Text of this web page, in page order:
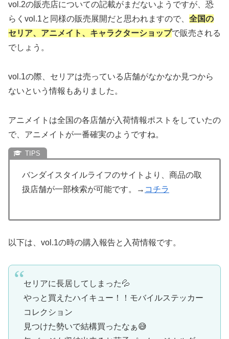
vol.2の販売店についての記載がまだないようですが、恐
らくvol.1と同様の販売展開だと思われますので、 全国の
セリア、アニメイト、キャラクターショップで販売される
でしょう。
vol.1の際、セリアは売っている店舗がなかなか見つから
ないという情報もありました。
アニメイトは全国の各店舗が入荷情報ポストをしていたの
で、アニメイトが一番確実のようですね。
バンダイスタイルライフのサイトより、商品の取
扱店舗が一部検索が可能です。→ コチラ
以下は、vol.1の時の購入報告と入荷情報です。
セリアに長居してしまった💦
やっと買えたハイキュー！！モバイルステッカー
コレクション
見つけた勢いで結構買ったなぁ😅